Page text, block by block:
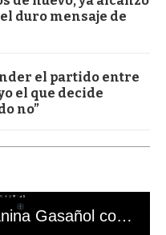
duro mensaje de
el partido entre
el que decide
no”
El mal momento de Yanina Gasañol con un hincha argentino en "Subrayado"